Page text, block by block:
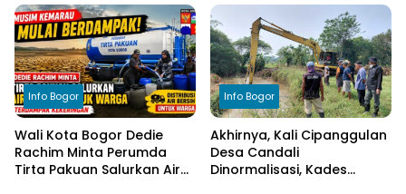
Cimulang, Libatkan Seluruh
Elemen Masyarakat
Transparansi Pengelolaan
Anggaran
Info Bogor
Wali Kota Bogor Dedie
Rachim Minta Perumda
Tirta Pakuan Salurkan Air
Info Bogor
Akhirnya, Kali Cipanggulan
Desa Candali
Dinormalisasi, Kades